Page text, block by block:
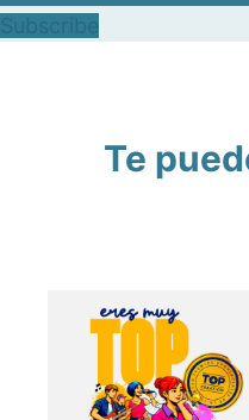
Te